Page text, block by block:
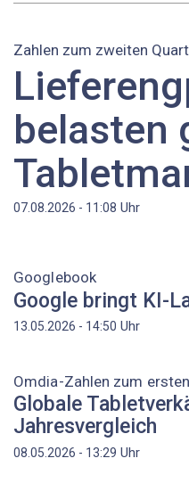
Zahlen zum zweiten
belasten
07.08.2026 - 11:08 Uhr
Googlebook
Google bringt KI-
13.05.2026 - 14:50 Uhr
Omdia-Zahlen zum
Globale
Jahresvergleich
08.05.2026 - 13:29 Uhr